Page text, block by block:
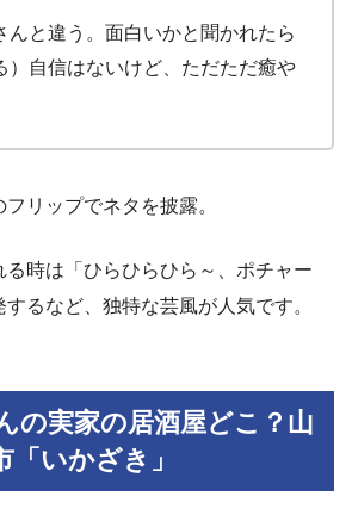
んと違う。面白いかと聞かれたら
）自信はないけど、ただただ癒や
リップでネタを披露。
る時は「ひらひらひら～、ポチャー
るなど、独特な芸風が人気です。
の実家の居酒屋どこ？山
「いかざき」